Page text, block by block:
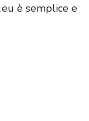
è semplice e